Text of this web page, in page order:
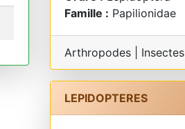
Famille : Papilionidae
Arthropodes | Insectes
LEPIDOPTERES